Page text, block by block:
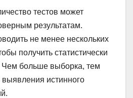
тестов может
результатам.
не менее нескольких
получить статистически
больше выборка, тем
истинного